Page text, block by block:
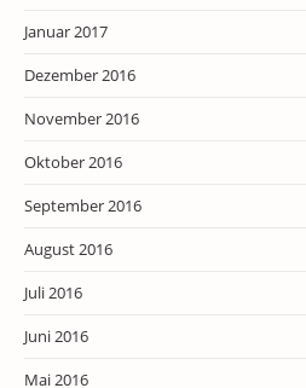
Januar 2017
Dezember 2016
November 2016
Oktober 2016
September 2016
August 2016
Juli 2016
Juni 2016
Mai 2016